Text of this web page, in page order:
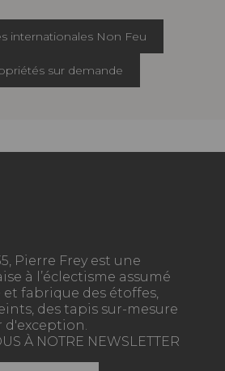
internationales Non Feu
sur demande
Pierre Frey est une
à l’éclectisme assumé
et fabrique des étoffes,
des tapis sur-mesure
d'exception.
À NOTRE NEWSLETTER